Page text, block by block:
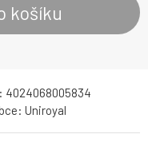
košíku
4024068005834
Uniroyal